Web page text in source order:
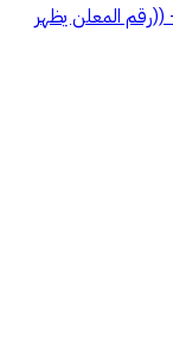
المعلن يظهر